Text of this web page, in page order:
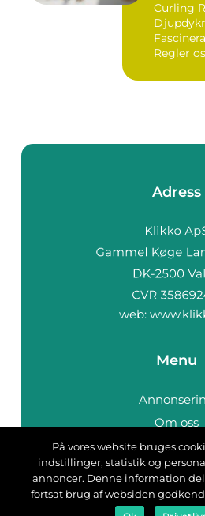
Curling
Regler
Adress
web:
Menu
Om oss
Cookies
Kontakta
Sitemap
På vores website bruges
indstillinger, statistik og
annoncer. Denne information
fortsat brug af websiden